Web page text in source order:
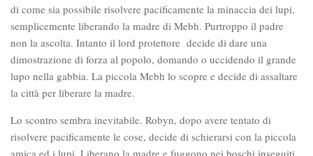
di come sia possibile risolvere pacificamente la minaccia dei lupi,
semplicemente liberando la madre di Mebh. Purtroppo il padre
non la ascolta. Intanto il lord protettore decide di dare una
dimostrazione di forza al popolo, domando o uccidendo il grande
lupo nella gabbia. La piccola Mebh lo scopre e decide di assaltare
la città per liberare la madre.
Lo scontro sembra inevitabile. Robyn, dopo avere tentato di
risolvere pacificamente le cose, decide di schierarsi con la piccola
amica ed i lupi. Liberano la madre e fuggono nei boschi inseguiti